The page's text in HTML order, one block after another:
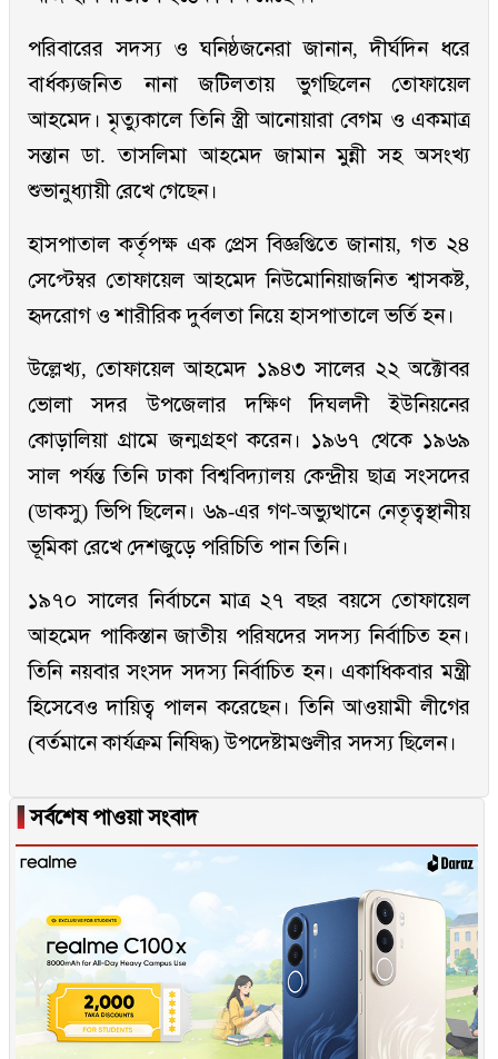
পরিবারের সদস্য ও ঘনিষ্ঠজনেরা জানান, দীর্ঘদিন ধরে
বার্ধক্যজনিত নানা জটিলতায় ভুগছিলেন তোফায়েল
আহমেদ। মৃত্যুকালে তিনি স্ত্রী আনোয়ারা বেগম ও একমাত্র
সন্তান ডা. তাসলিমা আহমেদ জামান মুন্নী সহ অসংখ্য
শুভানুধ্যায়ী রেখে গেছেন।
হাসপাতাল কর্তৃপক্ষ এক প্রেস বিজ্ঞপ্তিতে জানায়, গত ২৪
সেপ্টেম্বর তোফায়েল আহমেদ নিউমোনিয়াজনিত শ্বাসকষ্ট,
হৃদরোগ ও শারীরিক দুর্বলতা নিয়ে হাসপাতালে ভর্তি হন।
উল্লেখ্য, তোফায়েল আহমেদ ১৯৪৩ সালের ২২ অক্টোবর
ভোলা সদর উপজেলার দক্ষিণ দিঘলদী ইউনিয়নের
কোড়ালিয়া গ্রামে জন্মগ্রহণ করেন। ১৯৬৭ থেকে ১৯৬৯
সাল পর্যন্ত তিনি ঢাকা বিশ্ববিদ্যালয় কেন্দ্রীয় ছাত্র সংসদের
(ডাকসু) ভিপি ছিলেন। ৬৯-এর গণ-অভ্যুত্থানে নেতৃত্বস্থানীয়
ভূমিকা রেখে দেশজুড়ে পরিচিতি পান তিনি।
১৯৭০ সালের নির্বাচনে মাত্র ২৭ বছর বয়সে তোফায়েল
আহমেদ পাকিস্তান জাতীয় পরিষদের সদস্য নির্বাচিত হন।
তিনি নয়বার সংসদ সদস্য নির্বাচিত হন। একাধিকবার মন্ত্রী
হিসেবেও দায়িত্ব পালন করেছেন। তিনি আওয়ামী লীগের
(বর্তমানে কার্যক্রম নিষিদ্ধ) উপদেষ্টামণ্ডলীর সদস্য ছিলেন।
▐সর্বশেষ পাওয়া সংবাদ